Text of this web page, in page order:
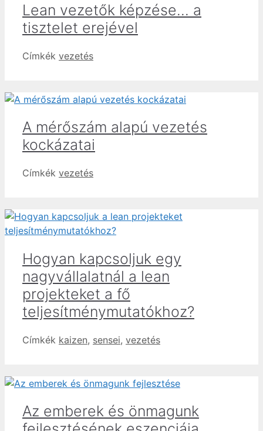
Lean vezetők képzése… a
tisztelet erejével
Címkék vezetés
A mérőszám alapú vezetés
kockázatai
Címkék vezetés
Hogyan kapcsoljuk egy
nagyvállalatnál a lean
projekteket a fő
teljesítménymutatókhoz?
Címkék kaizen, sensei, vezetés
Az emberek és önmagunk